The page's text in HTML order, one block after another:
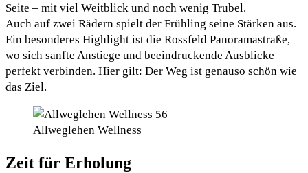
Seite – mit viel Weitblick und noch wenig Trubel.
Auch auf zwei Rädern spielt der Frühling seine Stärken aus.
Ein besonderes Highlight ist die Rossfeld Panoramastraße,
wo sich sanfte Anstiege und beeindruckende Ausblicke
perfekt verbinden. Hier gilt: Der Weg ist genauso schön wie
das Ziel.
Allweglehen Wellness
Zeit für Erholung